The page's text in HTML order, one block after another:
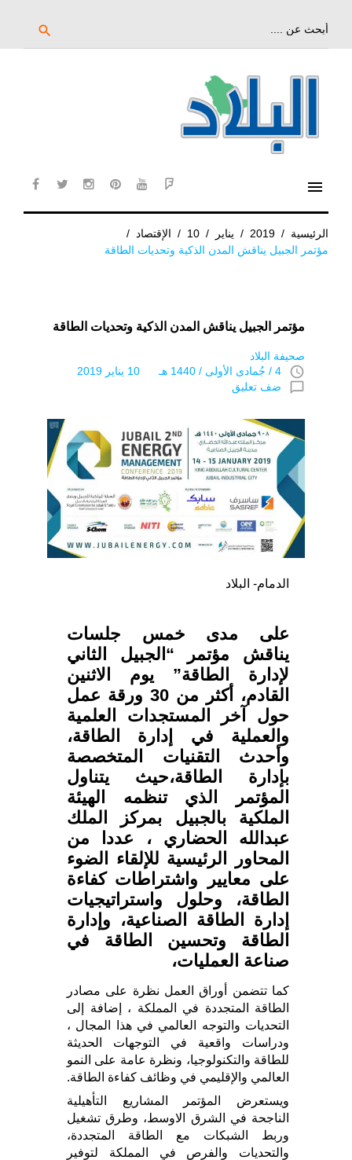
search
menu
الرئيسية /
2019
/ يناير /
10
/ الإقتصاد
/
مؤتمر الجبيل يناقش المدن الذكية وتحديات الطاقة
مؤتمر الجبيل يناقش المدن الذكية وتحديات الطاقة
صحيفة البلاد
access_time 4 / جُمادى اﻷولى / 1440 هـ 10 يناير 2019
chat_bubble_outline ضف تعليق
الدمام- البلاد
على مدى خمس جلسات
يناقش مؤتمر “الجبيل الثاني
لإدارة الطاقة” يوم الاثنين
القادم، أكثر من 30 ورقة عمل
حول آخر المستجدات العلمية
والعملية في إدارة الطاقة،
وأحدث التقنيات المتخصصة
بإدارة الطاقة،حيث يتناول
المؤتمر الذي تنظمه الهيئة
الملكية بالجبيل بمركز الملك
عبدالله الحضاري ، عددا من
المحاور الرئيسية للإلقاء الضوء
على معايير واشتراطات كفاءة
الطاقة، وحلول واستراتيجيات
إدارة الطاقة الصناعية، وإدارة
الطاقة وتحسين الطاقة في
صناعة العمليات،
كما تتضمن أوراق العمل نظرة على مصادر
الطاقة المتجددة في المملكة ، إضافة إلى
التحديات والتوجه العالمي في هذا المجال ،
ودراسات واقعية في التوجهات الحديثة
للطاقة والتكنولوجيا، ونظرة عامة على النمو
العالمي والإقليمي في وظائف كفاءة الطاقة.
ويستعرض المؤتمر المشاريع التأهيلية
الناجحة في الشرق الاوسط، وطرق تشغيل
وربط الشبكات مع الطاقة المتجددة،
والتحديات والفرص في المملكة لتوفير